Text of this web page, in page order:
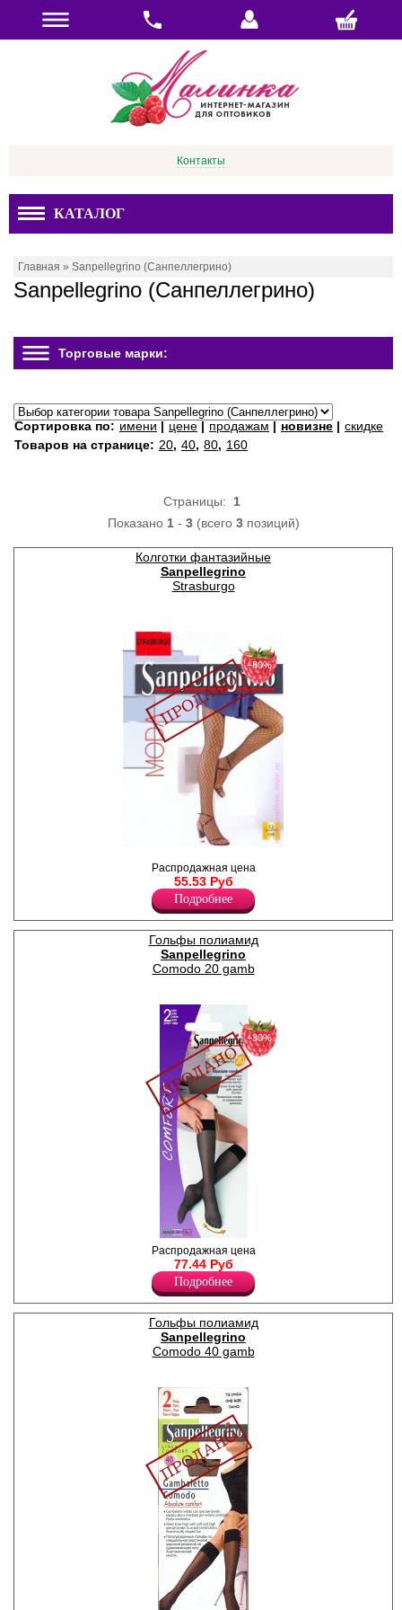
Контакты
КАТАЛОГ
Главная » Sanpellegrino (Санпеллегрино)
Sanpellegrino (Санпеллегрино)
Торговые марки:
Сортировка по: имени | цене | продажам | новизне | скидке
Товаров на странице: 20, 40, 80, 160
Страницы: 1
Показано 1- 3(всего 3позиций)
Колготки фантазийные
Sanpellegrino
Strasburgo
Плотность 30ден
Лайкра 10%
Полиамид 90%
−80%
Распродажная цена
55.53 Руб
Подробнее
Гольфы полиамид
Sanpellegrino
Comodo 20 gamb
Гольфы с широкой резинкой
не сдавливающая ногу, 2
пары в упаковке.
Плотность -1ден
−30%
Распродажная цена
77.44 Руб
Подробнее
Гольфы полиамид
Sanpellegrino
Comodo 40 gamb